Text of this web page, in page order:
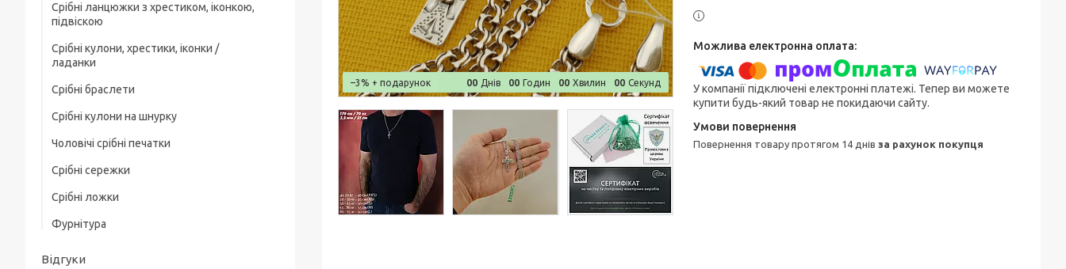
У компанії підключені електронні платежі. Тепер ви можете
купити будь-який товар не покидаючи сайту.
повернення товару протягом 14 днів за рахунок покупця
–3% 00 Днів 00 Годин 00 Хвилин 00 Секунд
Чоловічі срібні цепочки
Ювелірний шнурок зі срібним замком
Жіночі цепочки срібні
Товсті срібні ланцюжки
Дитячі срібні цепочки
Срібні ланцюжки з хрестиком, іконкою,
підвіскою
Срібні цепочки з хрестиком
чи іконкою (ладанкою)
Срібні ланцюжки з кулонами / підвісками
Срібні кулони, хрестики, іконки /
ладанки
Срібні хрестики
Срібні підвіски
Срібні іконки / ладанки
Срібні браслети
Чоловічі срібні браслети
Жіночі срібні браслети
Позолочені срібні браслети
Товсті срібні браслети
Чоловічі срібні браслети з золотом
Шовкові браслети з срібними вставками
Срібні кулони на шнурку
Чоловічі срібні печатки
Чоловічі срібні печатки з чорним
золотою накладкою
Срібні каблучки спаси і збережи
Срібні сережки
Срібні ложки
Фурнітура
Відгуки